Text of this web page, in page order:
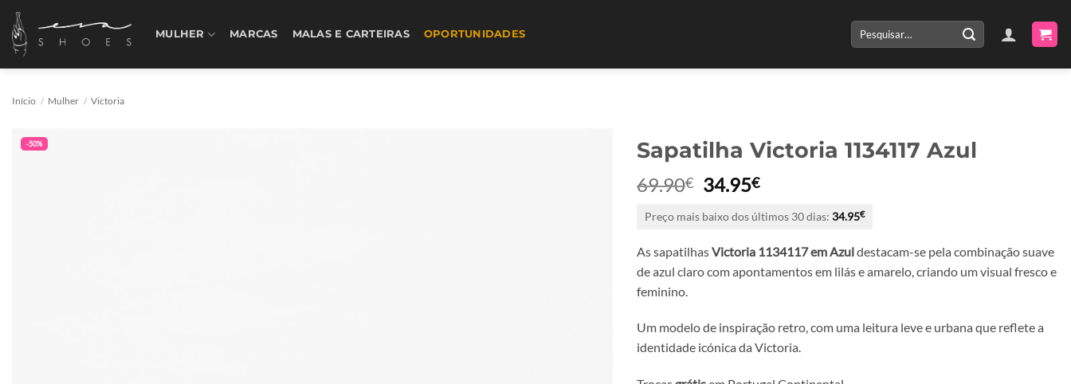
Skip
content
MULHER MARCAS MALAS E CARTEIRAS OPORTUNIDADES
Pesquisar
por:
Início / Mulher / Victoria
-50% Sapatilha Victoria 1134117 Azul
69.90€ O
original
69.90€.
34.95€O
atual
34.95€.
Preço mais baixo dos últimos 30 dias: 34.95€
As sapatilhasVictoria 1134117 em Azuldestacam-se pela combinação suave
de azul claro com apontamentos em lilás e amarelo, criando um visual fresco e
feminino.
Um modelo de inspiração retro, com uma leitura leve e urbana que reflete a
identidade icónica da Victoria.